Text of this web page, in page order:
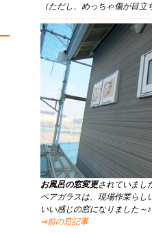
（ただし、めっちゃ傷が目立
お風呂の窓変更されていまし
ペアガラスは、現場作業らし
いい感じの窓になりました
⇒前の窓記事